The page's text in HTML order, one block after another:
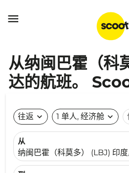

从纳闽巴霍（科
达的航班。
往返 expand_more 1 单人, 经济舱 expand_more
从
纳闽巴霍（科莫多） (LBJ) 印